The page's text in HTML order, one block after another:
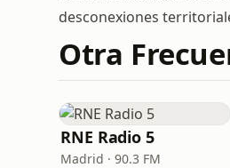
desconexiones
Otra
RNE Radio 5
Madrid · 90.3 FM